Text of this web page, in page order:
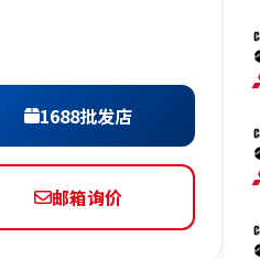
1688批发店
邮箱询价